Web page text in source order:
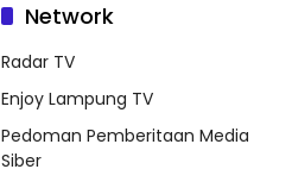
Network
Radar TV
Enjoy Lampung TV
Pedoman Pemberitaan Media
Siber